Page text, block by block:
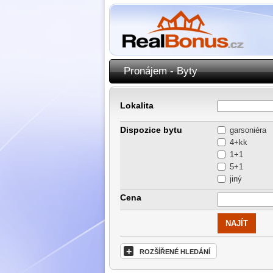
Pronájem - Byty
Lokalita
Dispozice bytu
garsoniéra
4+kk
1+1
5+1
jiný
Cena
+ ROZŠÍŘENÉ HLEDÁNÍ